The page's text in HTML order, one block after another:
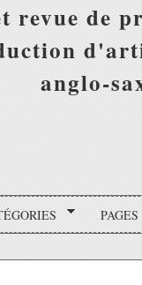
revue de
anglo-
PAGES